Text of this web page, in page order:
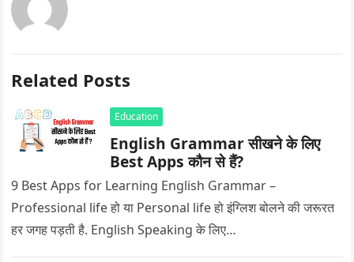
Related Posts
Education
English Grammar सीखने के लिए
Best Apps कौन से हैं?
9 Best Apps for Learning English Grammar –
Professional life हो या Personal life हो इंग्लिश बोलने की जरूरत
हर जगह पड़ती है. English Speaking के लिए…